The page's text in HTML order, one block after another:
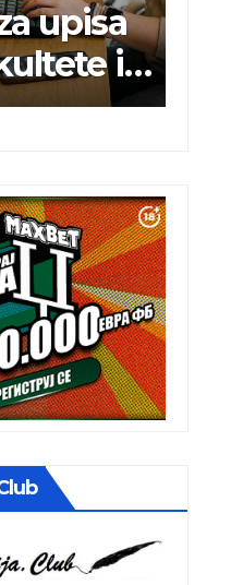
Charli xcx
postala prva
britanska
dva albuma
prvom mestu
u istoj
kalendarskoj
godini